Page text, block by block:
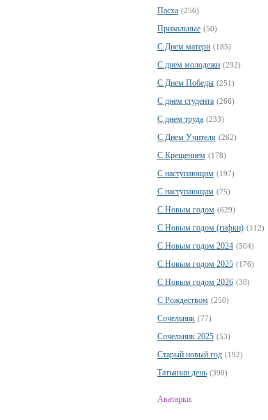
Пасха (256)
Прикольные (50)
С Днем матери (185)
С днем молодежи (292)
С Днем Победы (251)
С днем студента (266)
С днем труда (233)
С Днем Учителя (262)
С Крещением (178)
С наступающим (197)
С наступающим (75)
С Новым годом (629)
С Новым годом (гифки) (112)
С Новым годом 2024 (504)
С Новым годом 2025 (176)
С Новым годом 2026 (30)
С Рождеством (250)
Сочельник (77)
Сочельник 2025 (53)
Старый новый год (192)
Татьянин день (390)
Аватарки: